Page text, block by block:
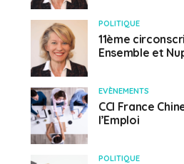
POLITIQUE
11ème
Ensemble et
EVÈNEMENTS
CCI France
l’Emploi
POLITIQUE